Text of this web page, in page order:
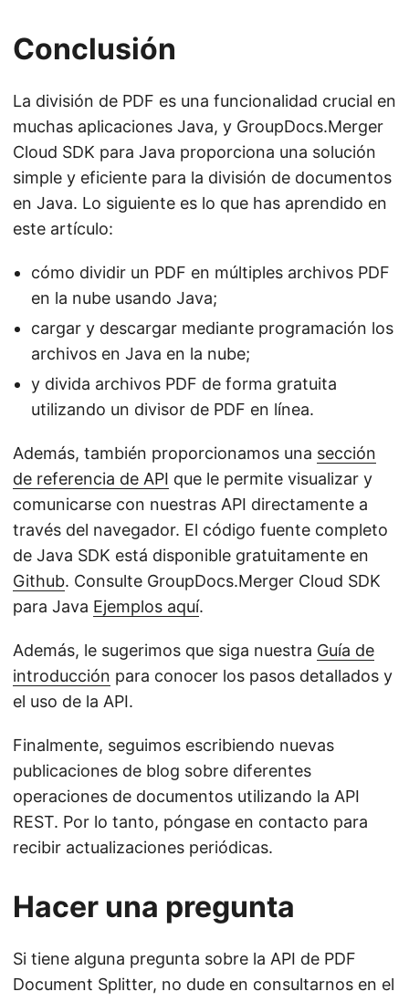
Conclusión
La división de PDF es una funcionalidad crucial en
muchas aplicaciones Java, y GroupDocs.Merger
Cloud SDK para Java proporciona una solución
simple y eficiente para la división de documentos
en Java. Lo siguiente es lo que has aprendido en
este artículo:
cómo dividir un PDF en múltiples archivos PDF
en la nube usando Java;
cargar y descargar mediante programación los
archivos en Java en la nube;
y divida archivos PDF de forma gratuita
utilizando un divisor de PDF en línea.
Además, también proporcionamos una sección
de referencia de API que le permite visualizar y
comunicarse con nuestras API directamente a
través del navegador. El código fuente completo
de Java SDK está disponible gratuitamente en
Github. Consulte GroupDocs.Merger Cloud SDK
para Java Ejemplos aquí.
Además, le sugerimos que siga nuestra Guía de
introducción para conocer los pasos detallados y
el uso de la API.
Finalmente, seguimos escribiendo nuevas
publicaciones de blog sobre diferentes
operaciones de documentos utilizando la API
REST. Por lo tanto, póngase en contacto para
recibir actualizaciones periódicas.
Hacer una pregunta
Si tiene alguna pregunta sobre la API de PDF
Document Splitter, no dude en consultarnos en el